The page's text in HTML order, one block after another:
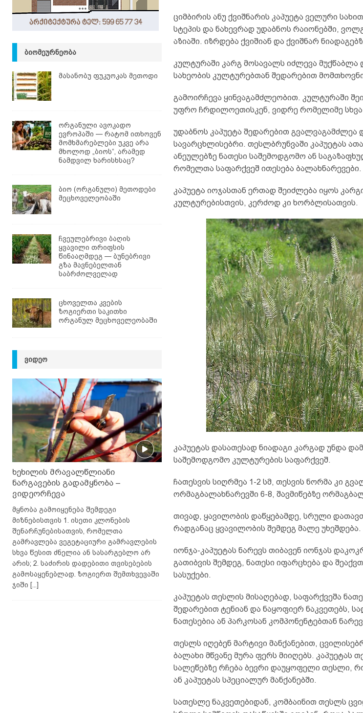
ციმბირის ანუ ქვიშნარის კაპუეტა ველური
სტეპის და ნახევრად უდაბნოს რაიონებში,
აზიაში. იზრდება ქვიშიან და ქვიშნარ
კულტურაში კარგ მოსავალს იძლევა მუქწაბლა
სახეობის კულტურებთან შედარებით
გამოირჩევა ყინვაგამძლეობით. კულტურაში
უფრო ჩრდილოეთისკენ, ვიდრე რომელიმე სხვა
უდაბნოს კაპუეტა შედარებით გვალვაგამძლეა
სავარცხლისებრი. თესლბრუნვაში კაპუეტას
ანეულებზე ნათესი საშემოდგომო ან
რომელთა საფარქვეშ ითესება ბალახნარევები.
კაპუეტა იოჯასთან ერთად შეიძლება იყოს
კულტურებისთვის, კერძოდ კი ხორბლისათვის.
კაპუეტას დასათესად ნიადაგი კარგად უნდა
საშემოდგომო კულტურების საფარქვეშ.
ჩათესვის სიღრმეა 1-2 სმ, თესვის ნორმა კი
ორმაგბალახნარევში 6-8, შავმიწებზე
თივად, ყავილობის დაწყებამდე, სრული
რადგანაც ყვავილობის შემდეგ მალე უხეშდება.
იონჯა-კაპუეტას ნარევს თიბავენ იონჯას
გათიბვის შემდეგ, ნათესი იფარცხება და
სასუქები.
კაპუეტას თესლის მისაღებად, საფარქვეშა
შედარებით ტენიან და ნაყოფიერ ნაკვეთებს,
ნათესებია ან პარკოსან კომპონენტებთან
თესლს იღებენ მარტივი მანქანებით,
ბალახი მწვანე მურა ფერს მიიღებს. კაპუეტას
სალეწებზე რჩება ბევრი დაუყოფელი თესლი,
ან კაპუეტას სპეციალურ მანქანებში.
სათესლე ნაკვეთებიდან, კომბაინით თესლს
ᲑᲘᲝᲛᲔᲣᲠᲜᲔᲝᲑᲐ
მასანობუ ფუკუოკას მეთოდი
ორგანული ავოკადო
ევროპაში — რატომ ითხოვენ
მომხმარებლები უკვე არა
მხოლოდ „ბიოს“, არამედ
ნამდვილ ხარისხსაც?
ბიო (ორგანული) მეთოდები
მეცხოველეობაში
ჩვეულებრივი ბაღის
ყვავილი თრიფსის
წინააღმდეგ — ბუნებრივი
გზა მავნებელთან
საბრძოლველად
ცხოველთა კვების
ზოგიერთი საკითხი
ორგანულ მეცხოველეობაში
ᲕᲘᲓᲔᲝ
ხეხილის მრავალწლიანი
ნარგავების გადამყნობა –
ვიდეორჩევა
მყნობა გამოიყენება შემდეგი
მიზნებისთვის 1. ისეთი კლონების
შენარჩუნებისათვის, რომელთა
გამრავლება ვეგეტაციური გამრავლების
სხვა წესით ძნელია ან სასარგებლო არ
არის; 2. საძირის დადებითი თვისებების
გამოსაყენებლად. ზოგიერთ შემთხვევაში
ჯიში [...]